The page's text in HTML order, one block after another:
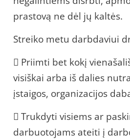
prastovą ne dėl jų kaltės.
Streiko metu darbdaviui
 Priimti bet kokį
visiškai arba iš dalies
įstaigos, organizacijos
 Trukdyti visiems ar
darbuotojams ateiti į